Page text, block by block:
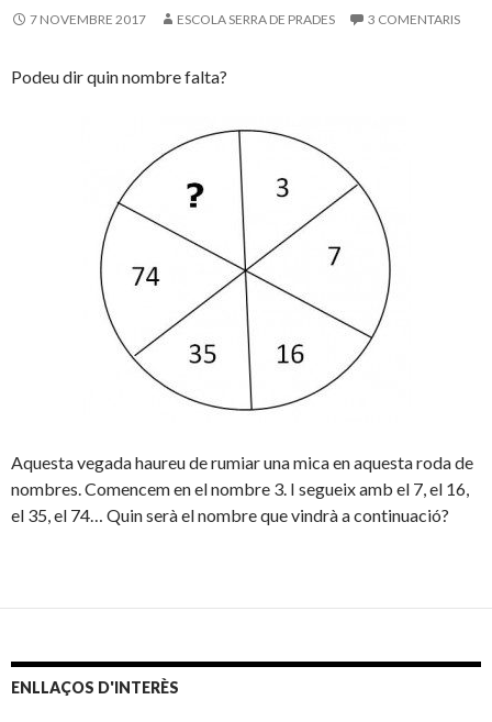
7 NOVEMBRE 2017 ESCOLA SERRA DE PRADES 3 COMENTARIS
Podeu dir quin nombre falta?
Aquesta vegada haureu de rumiar una mica en aquesta roda de
nombres. Comencem en el nombre 3. I segueix amb el 7, el 16,
el 35, el 74… Quin serà el nombre que vindrà a continuació?
ENLLAÇOS D'INTERÈS